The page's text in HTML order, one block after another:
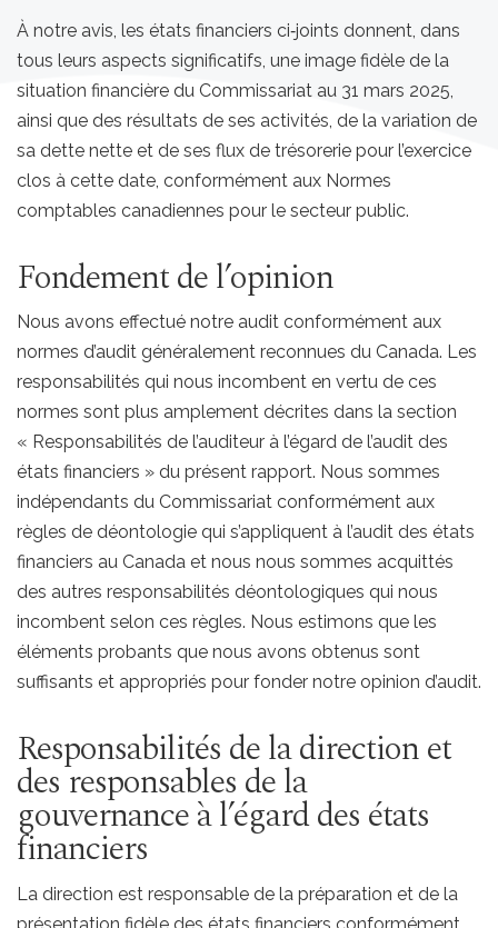
À notre avis, les états financiers ci‑joints donnent, dans
tous leurs aspects significatifs, une image fidèle de la
situation financière du Commissariat au 31 mars 2025,
ainsi que des résultats de ses activités, de la variation de
sa dette nette et de ses flux de trésorerie pour l’exercice
clos à cette date, conformément aux Normes
comptables canadiennes pour le secteur public.
Fondement de l’opinion
Nous avons effectué notre audit conformément aux
normes d’audit généralement reconnues du Canada. Les
responsabilités qui nous incombent en vertu de ces
normes sont plus amplement décrites dans la section
« Responsabilités de l’auditeur à l’égard de l’audit des
états financiers » du présent rapport. Nous sommes
indépendants du Commissariat conformément aux
règles de déontologie qui s’appliquent à l’audit des états
financiers au Canada et nous nous sommes acquittés
des autres responsabilités déontologiques qui nous
incombent selon ces règles. Nous estimons que les
éléments probants que nous avons obtenus sont
suffisants et appropriés pour fonder notre opinion d’audit.
Responsabilités de la direction et
des responsables de la
gouvernance à l’égard des états
financiers
La direction est responsable de la préparation et de la
présentation fidèle des états financiers conformément